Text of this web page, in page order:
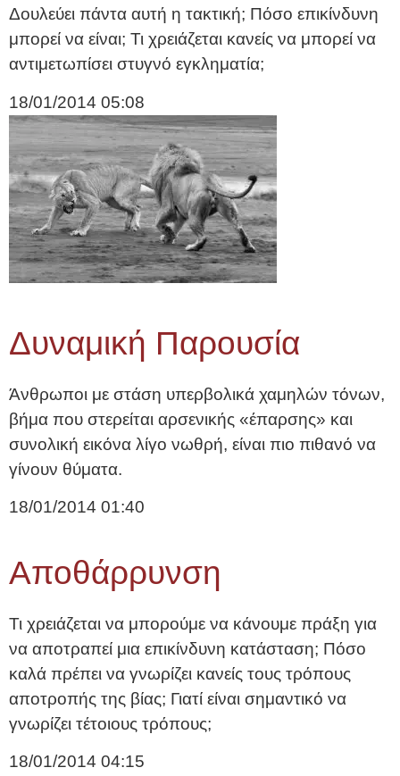
Δουλεύει πάντα αυτή η τακτική; Πόσο επικίνδυνη
μπορεί να είναι; Τι χρειάζεται κανείς να μπορεί να
αντιμετωπίσει στυγνό εγκληματία;
18/01/2014 05:08
Δυναμική Παρουσία
Άνθρωποι με στάση υπερβολικά χαμηλών τόνων,
βήμα που στερείται αρσενικής «έπαρσης» και
συνολική εικόνα λίγο νωθρή, είναι πιο πιθανό να
γίνουν θύματα.
18/01/2014 01:40
Αποθάρρυνση
Τι χρειάζεται να μπορούμε να κάνουμε πράξη για
να αποτραπεί μια επικίνδυνη κατάσταση; Πόσο
καλά πρέπει να γνωρίζει κανείς τους τρόπους
αποτροπής της βίας; Γιατί είναι σημαντικό να
γνωρίζει τέτοιους τρόπους;
18/01/2014 04:15